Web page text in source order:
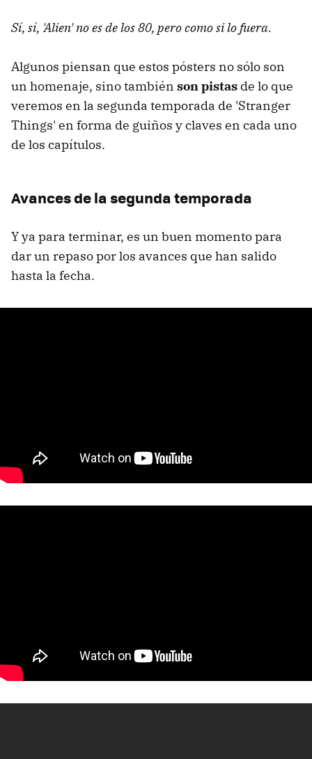
Sí, sí, 'Alien' no es de los 80, pero como si lo fuera.
Algunos piensan que estos pósters no sólo son
un homenaje, sino también son pistas de lo que
veremos en la segunda temporada de 'Stranger
Things' en forma de guiños y claves en cada uno
de los capítulos.
Avances de la segunda temporada
Y ya para terminar, es un buen momento para
dar un repaso por los avances que han salido
hasta la fecha.